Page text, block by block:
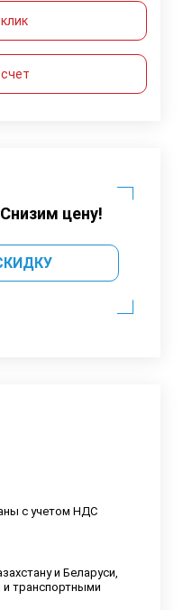
цену!
с учетом НДС
и Беларуси,
транспортными